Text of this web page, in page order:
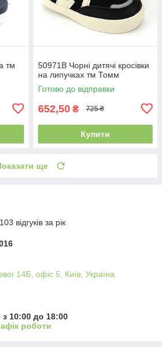
тм
50971B Чорні дитячі кросівки
на липучках тм Томм
Готово до відправки
652,50 ₴ 725 ₴
Купити
ще
відгуків за рік
14Б, офіс 5, Київ, Україна
10:00 до 18:00
роботи